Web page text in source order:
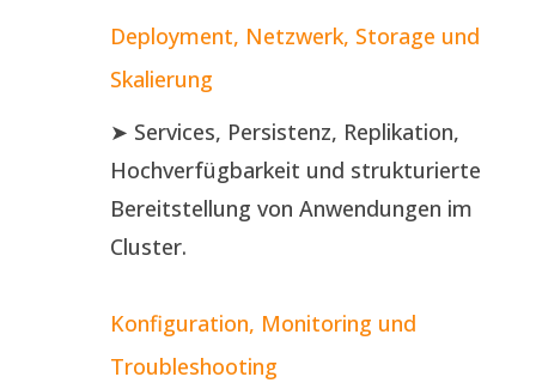
Deployment, Netzwerk, Storage und
Skalierung
➤ Services, Persistenz, Replikation,
Hochverfügbarkeit und strukturierte
Bereitstellung von Anwendungen im
Cluster.
Konfiguration, Monitoring und
Troubleshooting